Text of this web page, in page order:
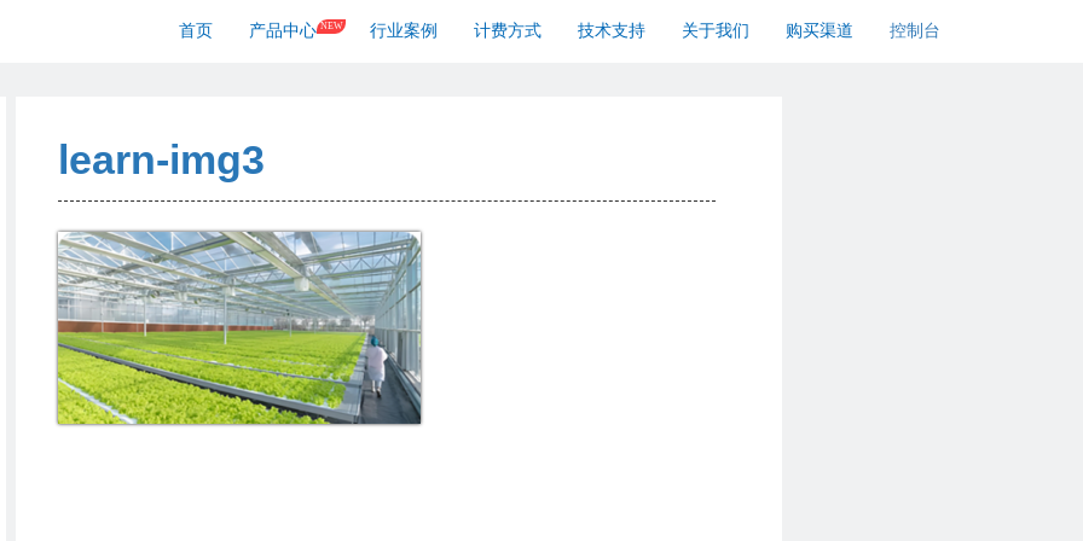
首页 产品中心 NEW 行业案例 计费方式 技术支持 关于我们 购买渠道 控制台
learn-img3